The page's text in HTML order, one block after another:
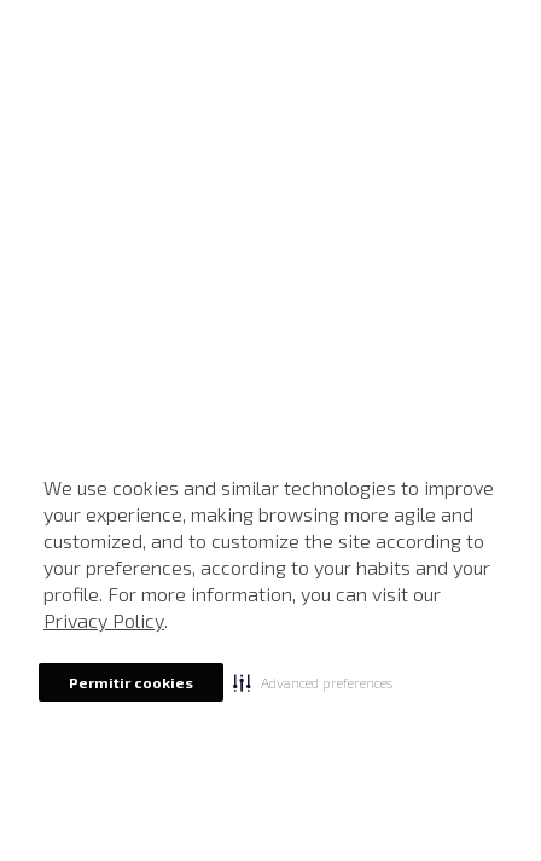
We use cookies and similar technologies to improve
your experience, making browsing more agile and
customized, and to customize the site according to
your preferences, according to your habits and your
profile. For more information, you can visit our
Privacy Policy.
Permitir cookies Advanced preferences